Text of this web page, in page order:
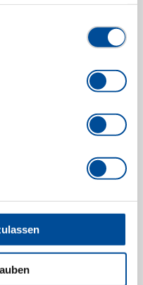
für jede Branche
und
Alle anzeigen